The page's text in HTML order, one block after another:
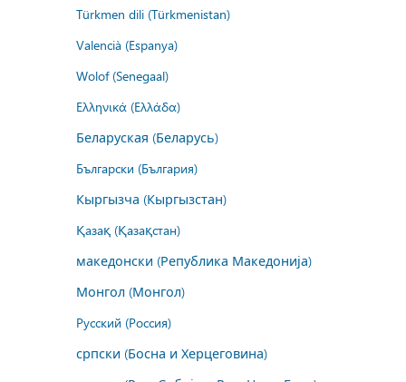
Türkmen dili (Türkmenistan)
Valencià (Espanya)
Wolof (Senegaal)
Ελληνικά (Ελλάδα)
Беларуская (Беларусь)
Български (България)
Кыргызча (Кыргызстан)
Қазақ (Қазақстан)
македонски (Република Македонија)
Монгол (Монгол)
Русский (Россия)
српски (Босна и Херцеговина)